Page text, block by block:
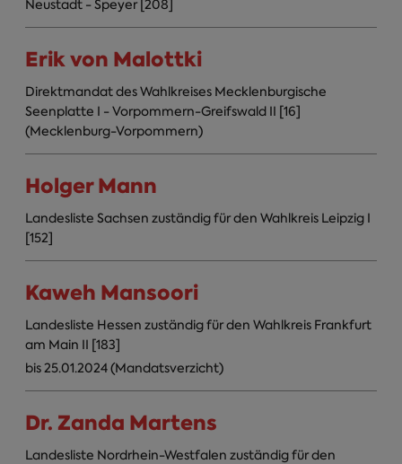
Neustadt - Speyer [208]
Erik von Malottki
Direktmandat des Wahlkreises Mecklenburgische
Seenplatte I - Vorpommern-Greifswald II [16]
(Mecklenburg-Vorpommern)
Holger Mann
Landesliste Sachsen zuständig für den Wahlkreis Leipzig I
[152]
Kaweh Mansoori
Landesliste Hessen zuständig für den Wahlkreis Frankfurt
am Main II [183]
bis 25.01.2024 (Mandatsverzicht)
Dr. Zanda Martens
Landesliste Nordrhein-Westfalen zuständig für den